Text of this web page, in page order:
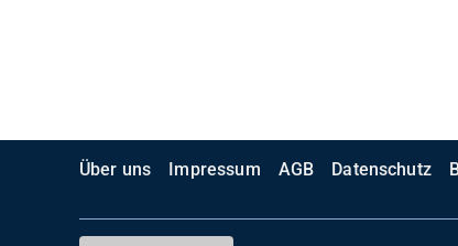
Über uns Impressum AGB Datenschutz